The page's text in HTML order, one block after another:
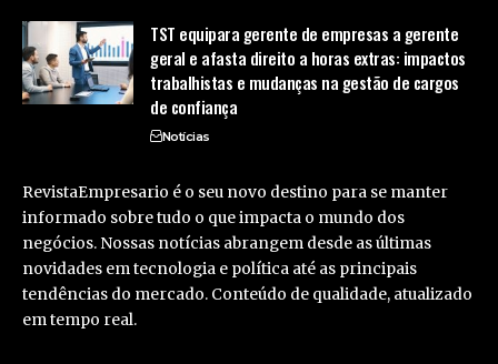
TST equipara gerente de empresas a gerente
geral e afasta direito a horas extras: impactos
trabalhistas e mudanças na gestão de cargos
de confiança
Notícias
RevistaEmpresario é o seu novo destino para se manter
informado sobre tudo o que impacta o mundo dos
negócios. Nossas notícias abrangem desde as últimas
novidades em tecnologia e política até as principais
tendências do mercado. Conteúdo de qualidade, atualizado
em tempo real.